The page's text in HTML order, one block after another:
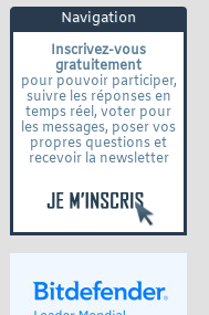
Navigation
Inscrivez-vous
gratuitement
pour pouvoir participer,
suivre les réponses en
temps réel, voter pour
les messages, poser vos
propres questions et
recevoir la newsletter